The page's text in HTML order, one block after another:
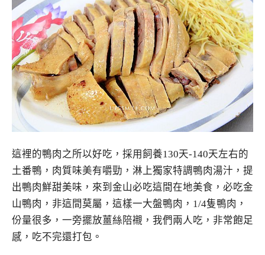
這裡的鴨肉之所以好吃，採用飼養130天-140天左右的
土番鴨，肉質味美有嚼勁，淋上獨家特調鴨肉湯汁，提
出鴨肉鮮甜美味，來到金山必吃這間在地美食，必吃金
山鴨肉，非這間莫屬，這樣一大盤鴨肉，1/4隻鴨肉，
份量很多，一旁擺放薑絲陪襯，我們兩人吃，非常飽足
感，吃不完還打包。